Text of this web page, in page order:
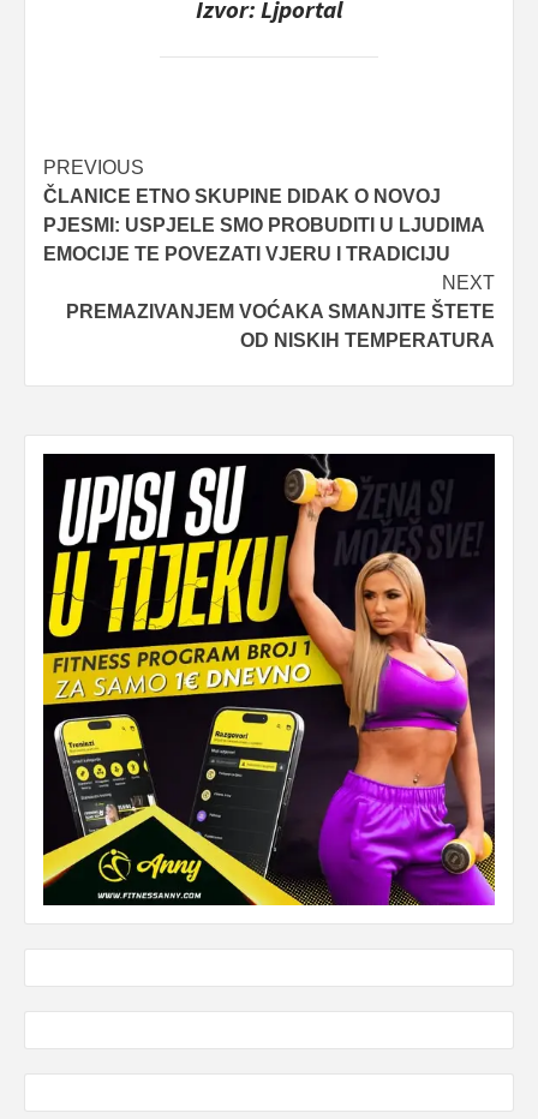
Izvor: Ljportal
Post
navigation
PREVIOUS
ČLANICE ETNO SKUPINE DIDAK O NOVOJ
PJESMI: USPJELE SMO PROBUDITI U LJUDIMA
EMOCIJE TE POVEZATI VJERU I TRADICIJU
NEXT
PREMAZIVANJEM VOĆAKA SMANJITE ŠTETE
OD NISKIH TEMPERATURA